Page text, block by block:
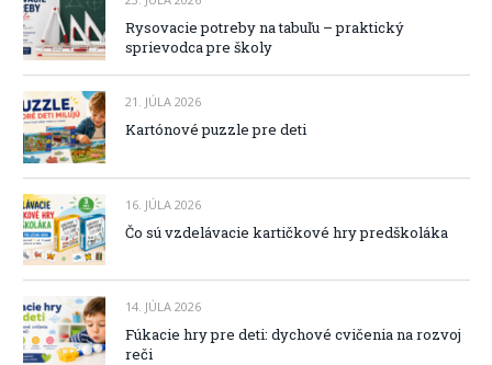
Rysovacie potreby na tabuľu – praktický
sprievodca pre školy
21. JÚLA 2026
Kartónové puzzle pre deti
16. JÚLA 2026
Čo sú vzdelávacie kartičkové hry predškoláka
14. JÚLA 2026
Fúkacie hry pre deti: dychové cvičenia na rozvoj
reči